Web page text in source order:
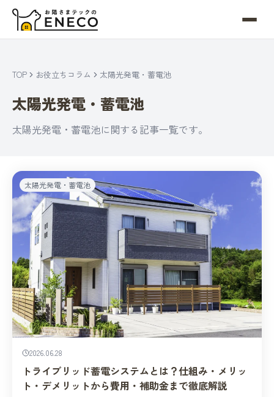
TOP お役立ちコラム 太陽光発電・蓄電池
太陽光発電・蓄電池
太陽光発電・蓄電池に関する記事一覧です。
太陽光発電・蓄電池
2026.06.28
トライブリッド蓄電システムとは？仕組み・メリッ
ト・デメリットから費用・補助金まで徹底解説